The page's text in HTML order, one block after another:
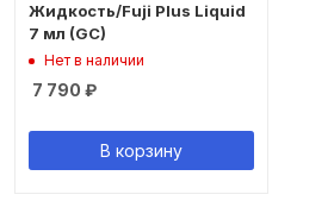
Жидкость/Fuji Plus Liquid
7 мл (GC)
Нет в наличии
7 790 ₽
В корзину